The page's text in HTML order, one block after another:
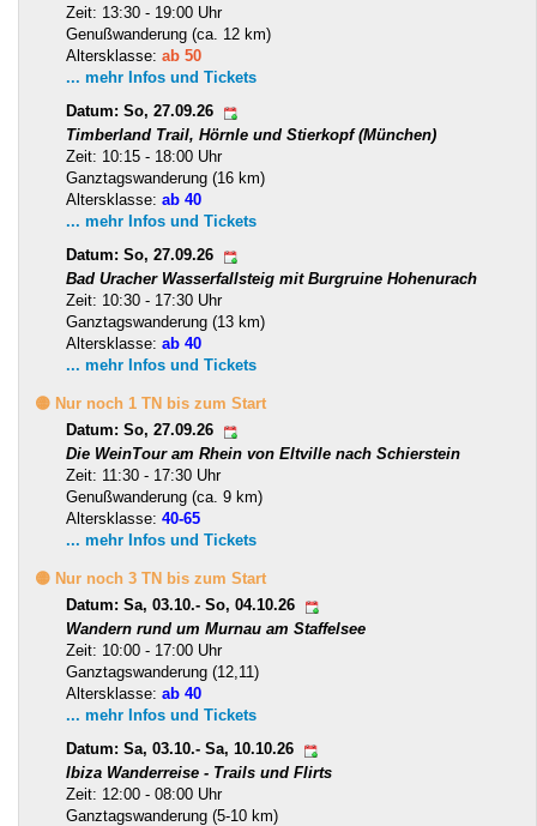
Zeit: 13:30 - 19:00 Uhr
Genußwanderung (ca. 12 km)
Altersklasse: ab 50
... mehr Infos und Tickets
Datum: So, 27.09.26
Timberland Trail, Hörnle und Stierkopf (München)
Zeit: 10:15 - 18:00 Uhr
Ganztagswanderung (16 km)
Altersklasse: ab 40
... mehr Infos und Tickets
Datum: So, 27.09.26
Bad Uracher Wasserfallsteig mit Burgruine Hohenurach
Zeit: 10:30 - 17:30 Uhr
Ganztagswanderung (13 km)
Altersklasse: ab 40
... mehr Infos und Tickets
🟡 Nur noch 1 TN bis zum Start
Datum: So, 27.09.26
Die WeinTour am Rhein von Eltville nach Schierstein
Zeit: 11:30 - 17:30 Uhr
Genußwanderung (ca. 9 km)
Altersklasse: 40-65
... mehr Infos und Tickets
🟡 Nur noch 3 TN bis zum Start
Datum: Sa, 03.10.- So, 04.10.26
Wandern rund um Murnau am Staffelsee
Zeit: 10:00 - 17:00 Uhr
Ganztagswanderung (12,11)
Altersklasse: ab 40
... mehr Infos und Tickets
Datum: Sa, 03.10.- Sa, 10.10.26
Ibiza Wanderreise - Trails und Flirts
Zeit: 12:00 - 08:00 Uhr
Ganztagswanderung (5-10 km)